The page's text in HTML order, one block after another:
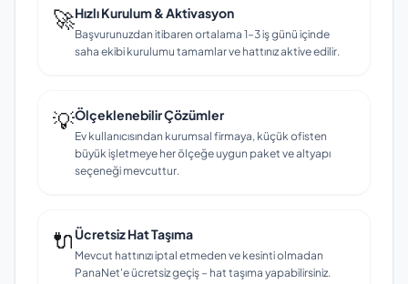
🚀Hızlı Kurulum & Aktivasyon
Başvurunuzdan itibaren ortalama 1–3 iş günü içinde
saha ekibi kurulumu tamamlar ve hattınız aktive edilir.
💡Ölçeklenebilir Çözümler
Ev kullanıcısından kurumsal firmaya, küçük ofisten
büyük işletmeye her ölçeğe uygun paket ve altyapı
seçeneği mevcuttur.
🔌Ücretsiz Hat Taşıma
Mevcut hattınızı iptal etmeden ve kesinti olmadan
PanaNet'e ücretsiz geçiş – hat taşıma yapabilirsiniz.